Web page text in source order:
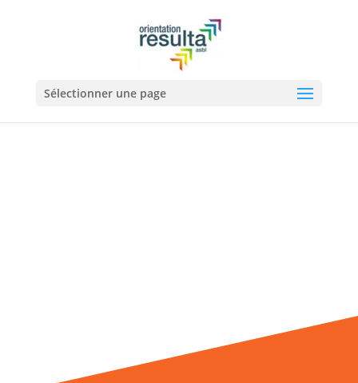
Sélectionner une page